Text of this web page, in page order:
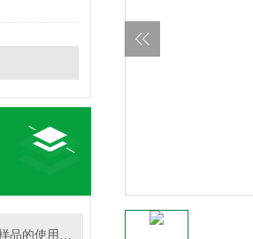
绒毛膜促性腺激素质控样品的使用方法